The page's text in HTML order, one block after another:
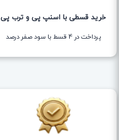
خرید قسطی با اسنپ پی و ترب پی
پرداخت در 4 قسط با سود صفر درصد